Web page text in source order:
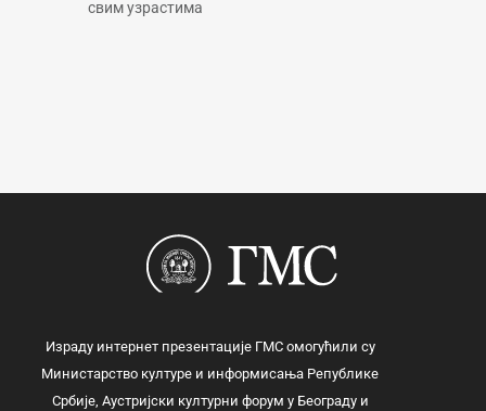
свим узрастима
Израду интернет презентације ГМС омогућили су
Министарство културе и информисања Републике
Србије, Аустријски културни форум у Београду и